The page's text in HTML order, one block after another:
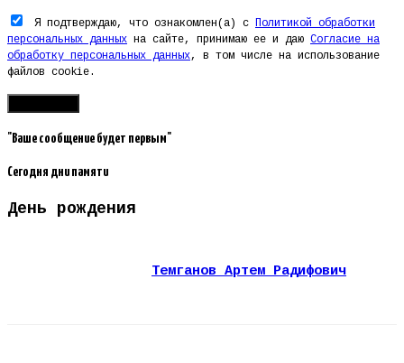
Я подтверждаю, что ознакомлен(а) с
Политикой обработки
персональных данных на сайте, принимаю ее и даю Согласие на
обработку персональных данных, в том числе на использование
файлов cookie.
"Ваше сообщение будет первым"
Сегодня дни памяти
День рождения
Темганов Артем Радифович